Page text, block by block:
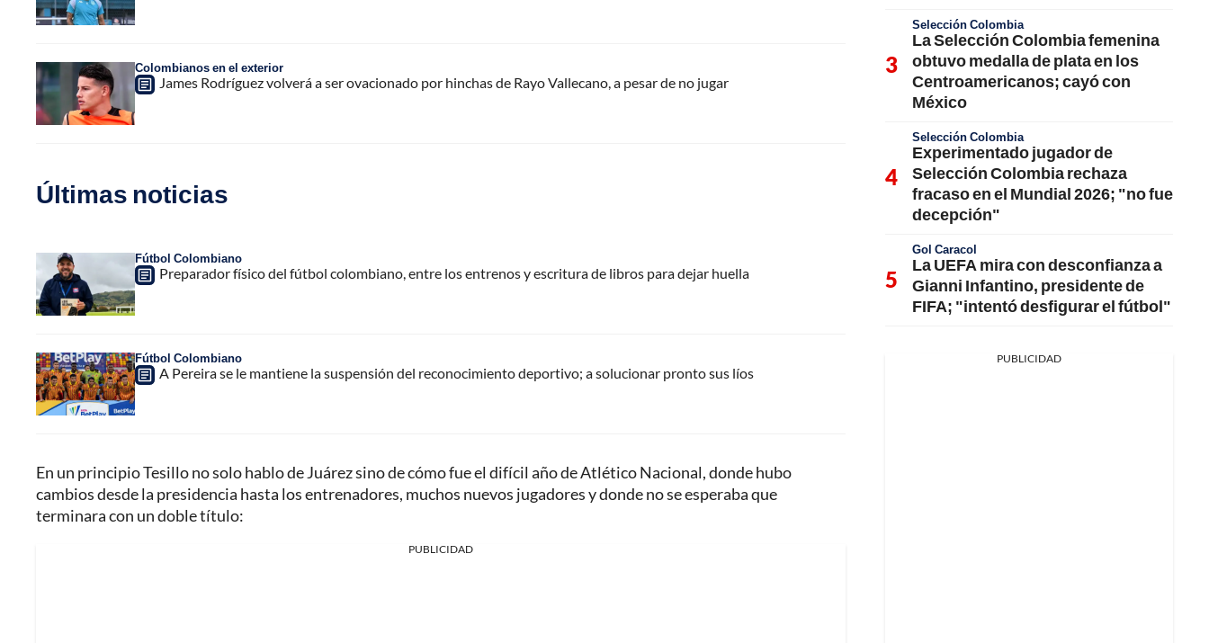
Colombianos en el exterior
James Rodríguez volverá a ser ovacionado por hinchas de Rayo Vallecano, a pesar de no jugar
Últimas noticias
Fútbol Colombiano
Preparador físico del fútbol colombiano, entre los entrenos y escritura de libros para dejar huella
Fútbol Colombiano
A Pereira se le mantiene la suspensión del reconocimiento deportivo; a solucionar pronto sus líos
En un principio Tesillo no solo hablo de Juárez sino de cómo fue el difícil año de Atlético Nacional, donde hubo
cambios desde la presidencia hasta los entrenadores, muchos nuevos jugadores y donde no se esperaba que
terminara con un doble título:
PUBLICIDAD
Selección Colombia
La Selección Colombia femenina
obtuvo medalla de plata en los
Centroamericanos; cayó con
México
Selección Colombia
Experimentado jugador de
Selección Colombia rechaza
fracaso en el Mundial 2026; "no fue
decepción"
Gol Caracol
La UEFA mira con desconfianza a
Gianni Infantino, presidente de
FIFA; "intentó desfigurar el fútbol"
PUBLICIDAD